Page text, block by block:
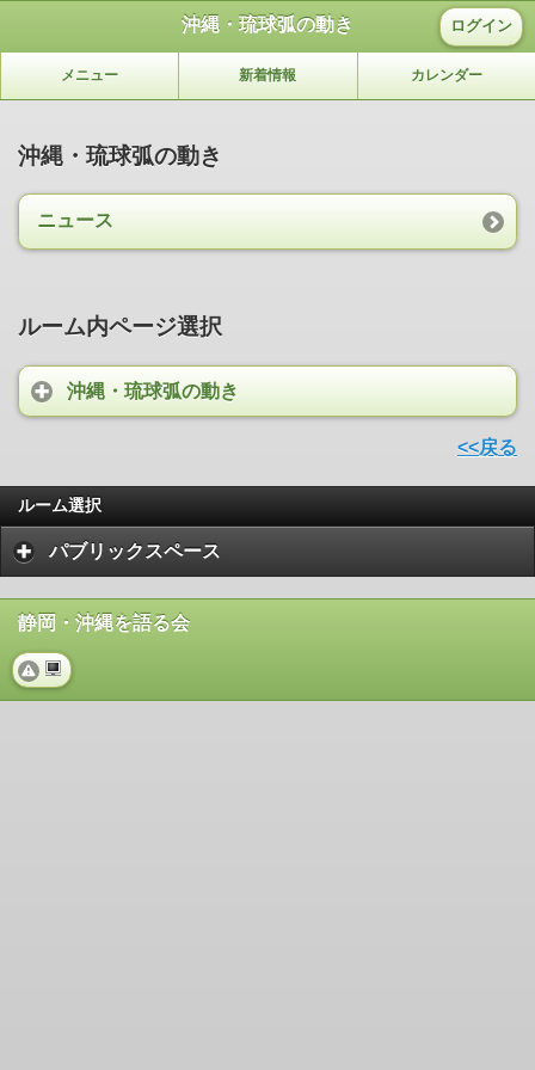
沖縄・琉球弧の動き ログイン
メニュー 新着情報 カレンダー
沖縄・琉球弧の動き
ニュース
ルーム内ページ選択
沖縄・琉球弧の動き
<<戻る
ルーム選択
パブリックスペース
静岡・沖縄を語る会